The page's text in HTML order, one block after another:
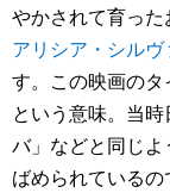
やかされて育っ
アリシア・シル
す。この映画のタ
という意味。当
バ」などと同じ
ばめられている